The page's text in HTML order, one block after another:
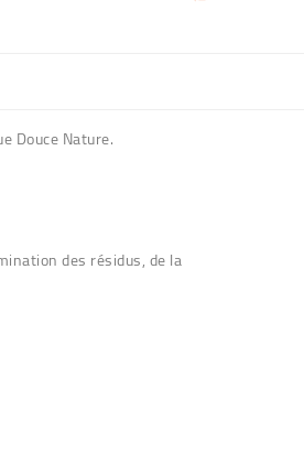
Douce Nature.
des résidus, de la